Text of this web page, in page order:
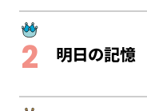
明日の記憶